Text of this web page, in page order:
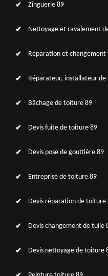
Zinguerie 89
Nettoyage et ravalement
Réparation et
Réparateur, installateur de
Bâchage de toiture 89
Devis fuite de toiture 89
Devis pose de gouttière 89
Entreprise de toiture 89
Devis réparation de toiture
Devis changement de tuile
Devis nettoyage de toiture